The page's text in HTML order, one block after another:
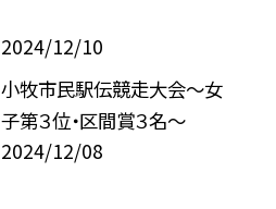
2024/12/10
小牧市民駅伝競走大会〜女
子第３位・区間賞３名〜
2024/12/08